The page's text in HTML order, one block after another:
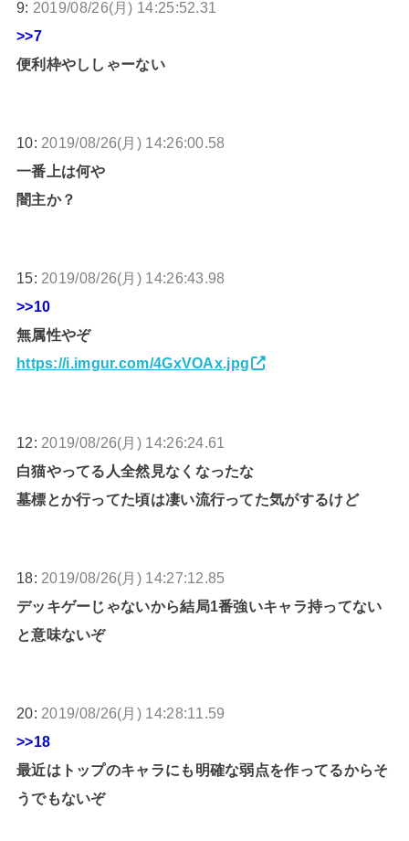
9: 2019/08/26(月) 14:25:52.31
>>7
便利枠やししゃーない
10: 2019/08/26(月) 14:26:00.58
一番上は何や
闇主か？
15: 2019/08/26(月) 14:26:43.98
>>10
無属性やぞ
https://i.imgur.com/4GxVOAx.jpg
12: 2019/08/26(月) 14:26:24.61
白猫やってる人全然見なくなったな
墓標とか行ってた頃は凄い流行ってた気がするけど
18: 2019/08/26(月) 14:27:12.85
デッキゲーじゃないから結局1番強いキャラ持ってない
と意味ないぞ
20: 2019/08/26(月) 14:28:11.59
>>18
最近はトップのキャラにも明確な弱点を作ってるからそ
うでもないぞ